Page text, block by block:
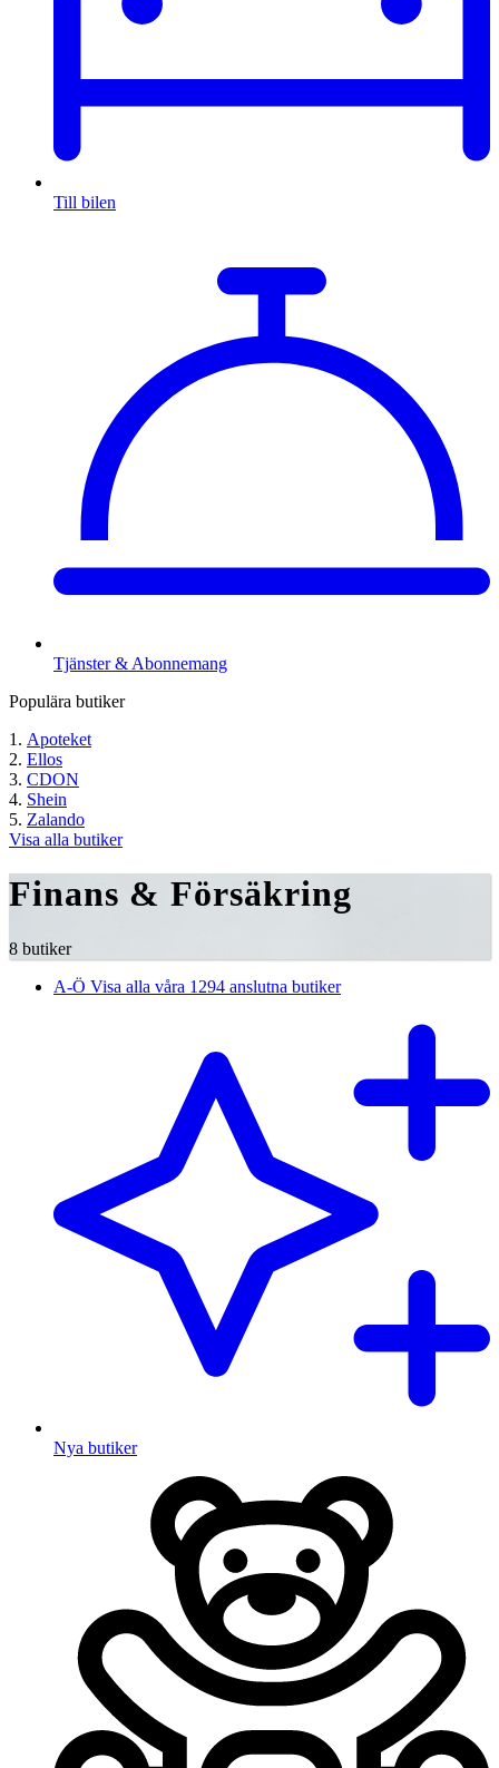
Till bilen
Tjänster & Abonnemang
Populära butiker
Apoteket
Ellos
CDON
Shein
Zalando
Visa alla butiker
Finans & Försäkring
8 butiker
A-Ö Visa alla våra 1294 anslutna butiker
Nya butiker